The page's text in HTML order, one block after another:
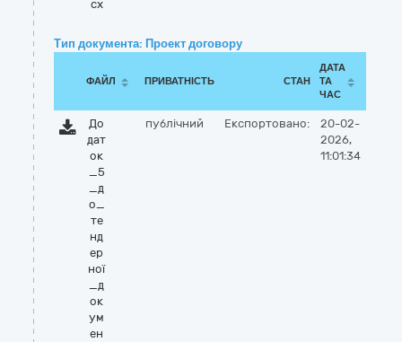
cx
Тип документа: Проект договору
ФАЙЛ ПРИВАТНІСТЬ СТАН
ДАТА
ТА
ЧАС
До
дат
ок
_5
_д
о_
те
нд
ер
ної
_д
ок
ум
ен
публічний Експортовано:
20-02-
2026,
11:01:34